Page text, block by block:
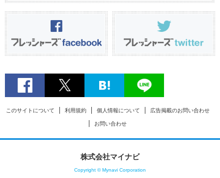
このサイトについて 利用規約 個人情報について 広告掲載のお問い合わせ
お問い合わせ
株式会社マイナビ
Copyright © Mynavi Corporation